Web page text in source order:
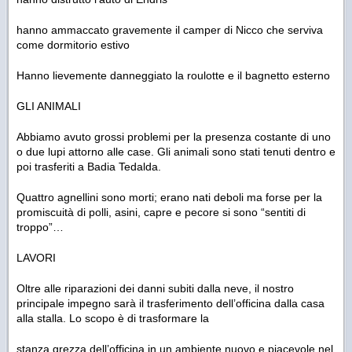
hanno ammaccato gravemente il camper di Nicco che serviva
come dormitorio estivo
Hanno lievemente danneggiato la roulotte e il bagnetto esterno
GLI ANIMALI
Abbiamo avuto grossi problemi per la presenza costante di uno
o due lupi attorno alle case. Gli animali sono stati tenuti dentro e
poi trasferiti a Badia Tedalda.
Quattro agnellini sono morti; erano nati deboli ma forse per la
promiscuità di polli, asini, capre e pecore si sono “sentiti di
troppo”…
LAVORI
Oltre alle riparazioni dei danni subiti dalla neve, il nostro
principale impegno sarà il trasferimento dell’officina dalla casa
alla stalla. Lo scopo è di trasformare la
stanza grezza dell’officina in un ambiente nuovo e piacevole nel